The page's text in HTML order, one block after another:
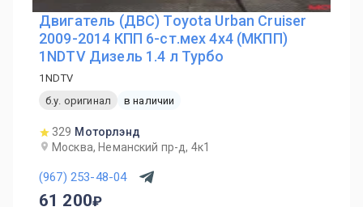
Двигатель (ДВС) Toyota Urban Cruiser
2009-2014 КПП 6-ст.мех 4х4 (МКПП)
1NDTV Дизель 1.4 л Турбо
1NDTV
б.у. оригинал
в наличии
329 Моторлэнд
Москва, Неманский пр-д, 4к1
(967) 253-48-04
61 200